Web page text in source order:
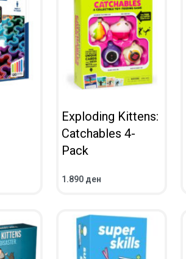
Exploding Kittens:
Catchables 4-
Pack
1.890 ден
ВО КОШНИЧКА